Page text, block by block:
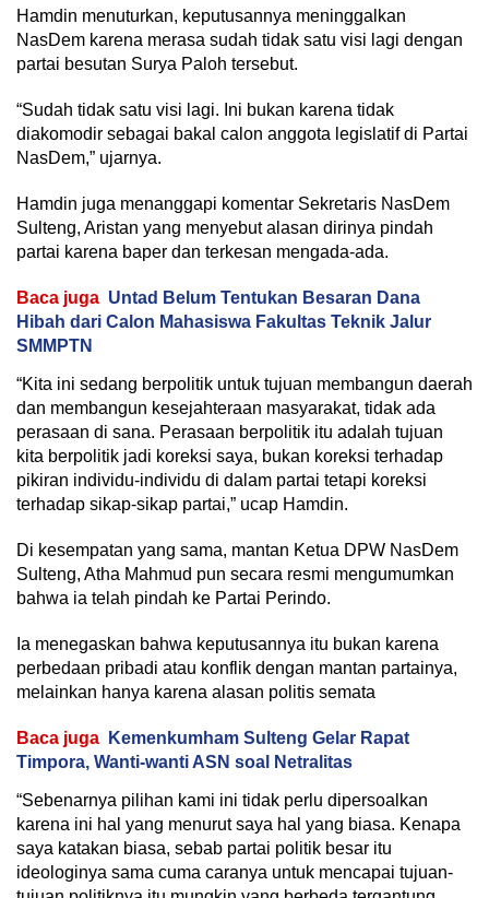
Hamdin menuturkan, keputusannya meninggalkan
NasDem karena merasa sudah tidak satu visi lagi dengan
partai besutan Surya Paloh tersebut.
“Sudah tidak satu visi lagi. Ini bukan karena tidak
diakomodir sebagai bakal calon anggota legislatif di Partai
NasDem,” ujarnya.
Hamdin juga menanggapi komentar Sekretaris NasDem
Sulteng, Aristan yang menyebut alasan dirinya pindah
partai karena baper dan terkesan mengada-ada.
Baca juga Untad Belum Tentukan Besaran Dana
Hibah dari Calon Mahasiswa Fakultas Teknik Jalur
SMMPTN
“Kita ini sedang berpolitik untuk tujuan membangun daerah
dan membangun kesejahteraan masyarakat, tidak ada
perasaan di sana. Perasaan berpolitik itu adalah tujuan
kita berpolitik jadi koreksi saya, bukan koreksi terhadap
pikiran individu-individu di dalam partai tetapi koreksi
terhadap sikap-sikap partai,” ucap Hamdin.
Di kesempatan yang sama, mantan Ketua DPW NasDem
Sulteng, Atha Mahmud pun secara resmi mengumumkan
bahwa ia telah pindah ke Partai Perindo.
Ia menegaskan bahwa keputusannya itu bukan karena
perbedaan pribadi atau konflik dengan mantan partainya,
melainkan hanya karena alasan politis semata
Baca juga
Kemenkumham Sulteng Gelar Rapat
Timpora, Wanti-wanti ASN soal Netralitas
“Sebenarnya pilihan kami ini tidak perlu dipersoalkan
karena ini hal yang menurut saya hal yang biasa. Kenapa
saya katakan biasa, sebab partai politik besar itu
ideologinya sama cuma caranya untuk mencapai tujuan-